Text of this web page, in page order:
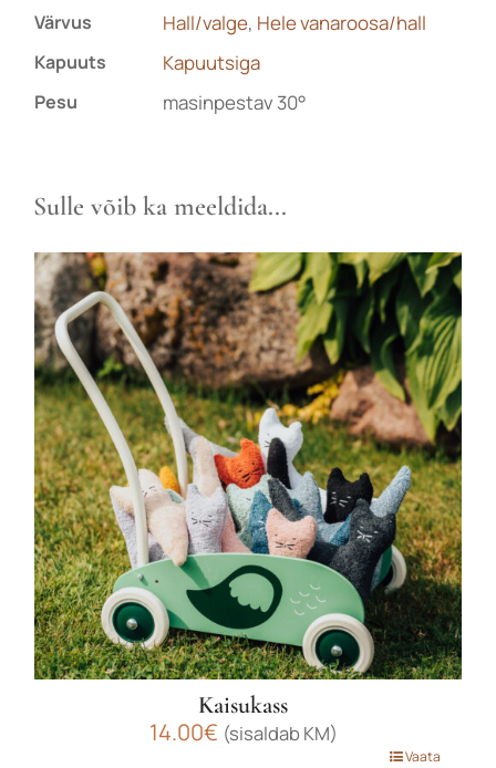
Värvus Hall/valge, Hele vanaroosa/hall
Kapuuts Kapuutsiga
Pesu masinpestav 30°
Sulle võib ka meeldida...
Kaisukass
14.00€ (sisaldab KM)
Vaata